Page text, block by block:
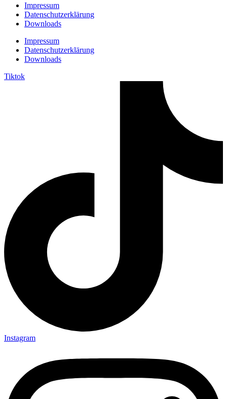
Impressum
Datenschutzerklärung
Downloads
Impressum
Datenschutzerklärung
Downloads
Tiktok
Instagram